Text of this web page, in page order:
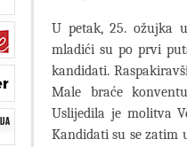
U petak, 25. ožujka
mladići su po prvi
kandidati.
Male braće
Uslijedila je molitva
Kandidati su se zatim